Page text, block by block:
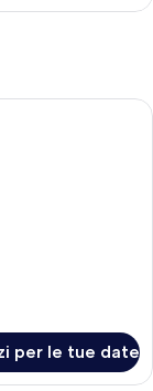
con un letto
per le tue date